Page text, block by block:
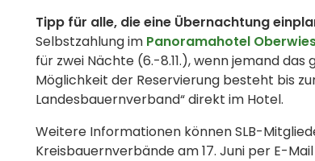
Tipp für alle, die eine Übernachtung
Selbstzahlung im Panoramahotel
für zwei Nächte (6.-8.11.), wenn jemand
Möglichkeit der Reservierung besteht bis
Landesbauernverband“ direkt im Hotel.
Weitere Informationen können SLB-
Kreisbauernverbände am 17. Juni per E-